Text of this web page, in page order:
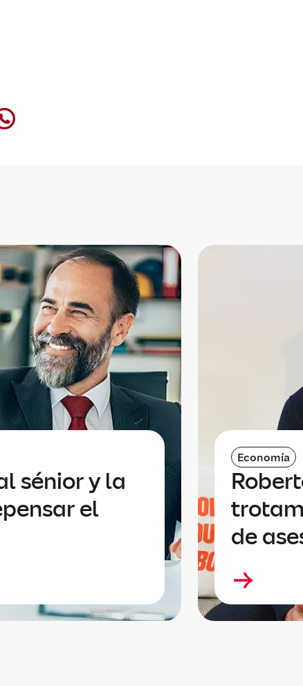
sénior y la
el
Economía
de